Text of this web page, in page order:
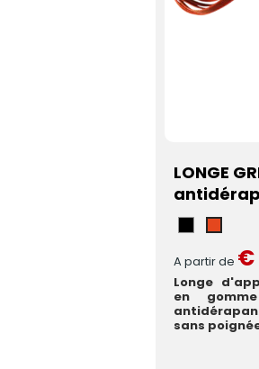
LONGE
A partir de €
Longe
en
sans